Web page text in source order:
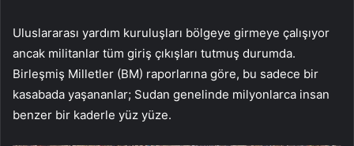
Uluslararası yardım kuruluşları bölgeye girmeye çalışıyor
ancak militanlar tüm giriş çıkışları tutmuş durumda.
Birleşmiş Milletler (BM) raporlarına göre, bu sadece bir
kasabada yaşananlar; Sudan genelinde milyonlarca insan
benzer bir kaderle yüz yüze.